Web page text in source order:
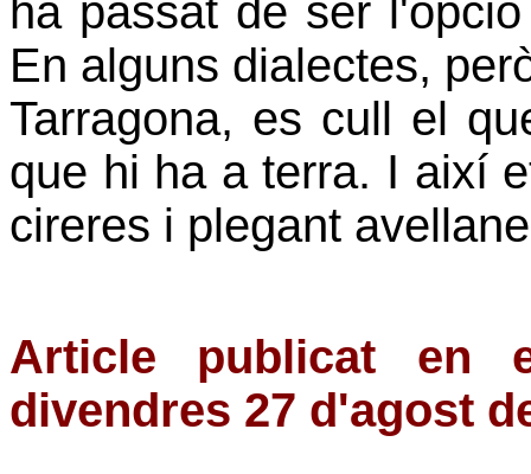
ha passat de ser
En alguns dialectes,
Tarragona, es cull el
que hi ha a terra. I així
cireres i plegant
Article publicat en
divendres 27 d'agost